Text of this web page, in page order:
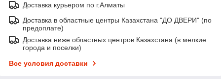
Доставка курьером по г.Алматы
Доставка в областные центры Казахстана "ДО ДВЕРИ" (по
предоплате)
Доставка ниже областных центров Казахстана (в мелкие
города и поселки)
Все условия доставки